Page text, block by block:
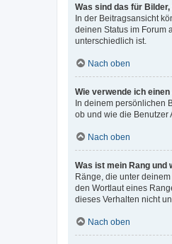
Was sind das für
In der Beitragsansicht
deinen Status im Forum
unterschiedlich ist.
Nach oben
Wie verwende ich
In deinem persönlichen
ob und wie die Benutzer
Nach oben
Was ist mein Rang und
Ränge, die unter
den Wortlaut eines
dieses Verhalten nicht
Nach oben